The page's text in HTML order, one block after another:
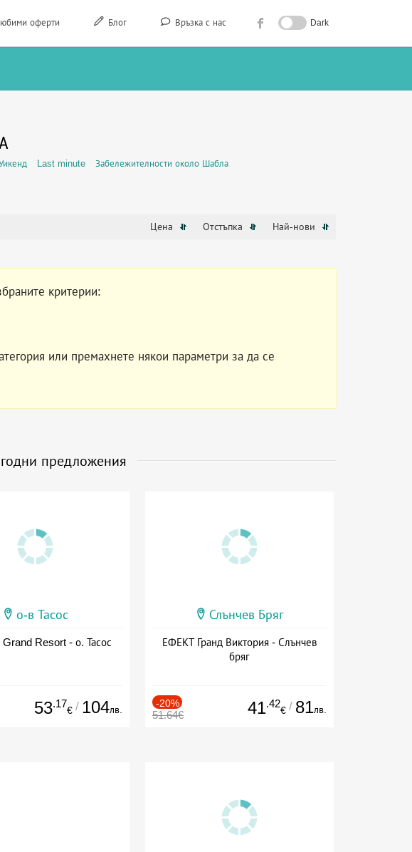
оферти Блог Връзка с нас Dark
Last minute Забележителности около Шабла
Цена Отстъпка Най-нови
критерии:
или премахнете някои параметри за да се
предложения
о-в Тасос
Resort - о. Тасос
53.17
€ / 104лв.
Слънчев Бряг
ЕФЕКТ Гранд Виктория - Слънчев
бряг
-20%
51.64€ 41.42
€ / 81лв.